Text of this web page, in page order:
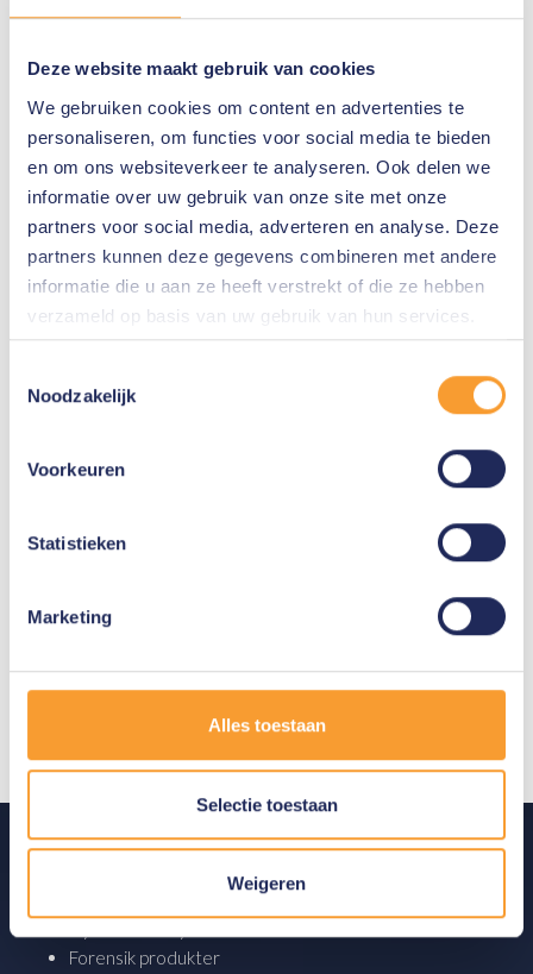
Deze website maakt gebruik van cookies
We gebruiken cookies om content en advertenties te
personaliseren, om functies voor social media te bieden
en om ons websiteverkeer te analyseren. Ook delen we
informatie over uw gebruik van onze site met onze
partners voor social media, adverteren en analyse. Deze
partners kunnen deze gegevens combineren met andere
informatie die u aan ze heeft verstrekt of die ze hebben
verzameld op basis van uw gebruik van hun services.
Noodzakelijk
Voorkeuren
Statistieken
Marketing
Alles toestaan
Selectie toestaan
Weigeren
Språk
Engelska
Examination
Efter att utbildningen är slutförd, kan du göra en examination
för att få ditt certifikat som en Elastic Certified Observability
Engineer
Studietid
24 timmar
kommer vi att skicka en bekräftelse
villkor för utbildning.
Forensik produkter